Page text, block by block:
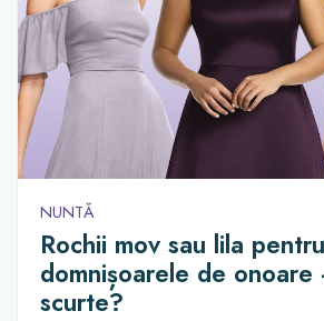
NUNTĂ
Rochii mov sau lila pentru
domnișoarele de onoare
scurte?